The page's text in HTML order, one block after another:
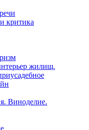
критика
жилищ.
Виноделие.